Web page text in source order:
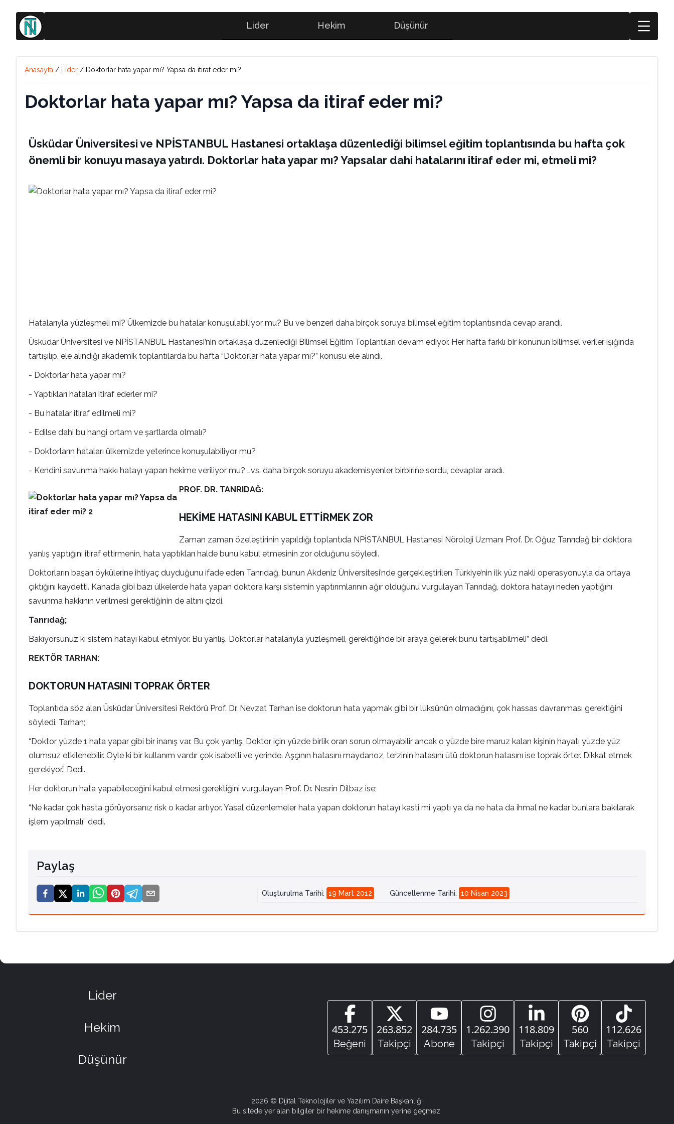
Lider Hekim Düşünür
Anasayfa / Lider / Doktorlar hata yapar mı? Yapsa da itiraf eder mi?
Doktorlar hata yapar mı? Yapsa da itiraf eder mi?
Üsküdar Üniversitesi ve NPİSTANBUL Hastanesi ortaklaşa düzenlediği bilimsel eğitim toplantısında bu hafta çok
önemli bir konuyu masaya yatırdı. Doktorlar hata yapar mı? Yapsalar dahi hatalarını itiraf eder mi, etmeli mi?
Hatalarıyla yüzleşmeli mi? Ülkemizde bu hatalar konuşulabiliyor mu? Bu ve benzeri daha birçok soruya bilimsel eğitim toplantısında cevap arandı.
Üsküdar Üniversitesi ve NPİSTANBUL Hastanesi’nin ortaklaşa düzenlediği Bilimsel Eğitim Toplantıları devam ediyor. Her hafta farklı bir konunun bilimsel veriler ışığında
tartışılıp, ele alındığı akademik toplantılarda bu hafta “Doktorlar hata yapar mı?” konusu ele alındı.
- Doktorlar hata yapar mı?
- Yaptıkları hataları itiraf ederler mi?
- Bu hatalar itiraf edilmeli mi?
- Edilse dahi bu hangi ortam ve şartlarda olmalı?
- Doktorların hataları ülkemizde yeterince konuşulabiliyor mu?
- Kendini savunma hakkı hatayı yapan hekime veriliyor mu? …vs. daha birçok soruyu akademisyenler birbirine sordu, cevaplar aradı.
PROF. DR. TANRIDAĞ:
HEKİME HATASINI KABUL ETTİRMEK ZOR
Zaman zaman özeleştirinin yapıldığı toplantıda NPİSTANBUL Hastanesi Nöroloji Uzmanı Prof. Dr. Oğuz Tanrıdağ bir doktora
yanlış yaptığını itiraf ettirmenin, hata yaptıkları halde bunu kabul etmesinin zor olduğunu söyledi.
Doktorların başarı öykülerine ihtiyaç duyduğunu ifade eden Tanrıdağ, bunun Akdeniz Üniversitesi’nde gerçekleştirilen Türkiye’nin ilk yüz nakli operasyonuyla da ortaya
çıktığını kaydetti. Kanada gibi bazı ülkelerde hata yapan doktora karşı sistemin yaptırımlarının ağır olduğunu vurgulayan Tanrıdağ, doktora hatayı neden yaptığını
savunma hakkının verilmesi gerektiğinin de altını çizdi.
Tanrıdağ;
Bakıyorsunuz ki sistem hatayı kabul etmiyor. Bu yanlış. Doktorlar hatalarıyla yüzleşmeli, gerektiğinde bir araya gelerek bunu tartışabilmeli” dedi.
REKTÖR TARHAN:
DOKTORUN HATASINI TOPRAK ÖRTER
Toplantıda söz alan Üsküdar Üniversitesi Rektörü Prof. Dr. Nevzat Tarhan ise doktorun hata yapmak gibi bir lüksünün olmadığını, çok hassas davranması gerektiğini
söyledi. Tarhan;
“Doktor yüzde 1 hata yapar gibi bir inanış var. Bu çok yanlış. Doktor için yüzde birlik oran sorun olmayabilir ancak o yüzde bire maruz kalan kişinin hayatı yüzde yüz
olumsuz etkilenebilir. Öyle ki bir kullanım vardır çok isabetli ve yerinde. Aşçının hatasını maydanoz, terzinin hatasını ütü doktorun hatasını ise toprak örter. Dikkat etmek
gerekiyor.” Dedi.
Her doktorun hata yapabileceğini kabul etmesi gerektiğini vurgulayan Prof. Dr. Nesrin Dilbaz ise;
“Ne kadar çok hasta görüyorsanız risk o kadar artıyor. Yasal düzenlemeler hata yapan doktorun hatayı kasti mi yaptı ya da ne hata da ihmal ne kadar bunlara bakılarak
işlem yapılmalı” dedi.
Paylaş
Oluşturulma Tarihi: 19 Mart 2012 Güncellenme Tarihi: 10 Nisan 2023
Lider
Hekim
Düşünür
453.275
Beğeni
263.852
Takipçi
284.735
Abone
1.262.390
Takipçi
118.809
Takipçi
560
Takipçi
112.626
Takipçi
2026 © Dijital Teknolojiler ve Yazılım Daire Başkanlığı
Bu sitede yer alan bilgiler bir hekime danışmanın yerine geçmez.